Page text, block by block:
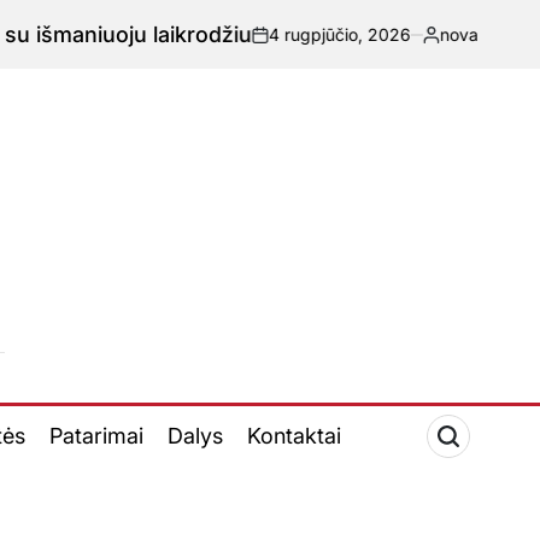
laikrodžiu-
4 rugpjūčio, 2026
Paskelbta
novatech.lt
Patarimai Dalys Kontaktai